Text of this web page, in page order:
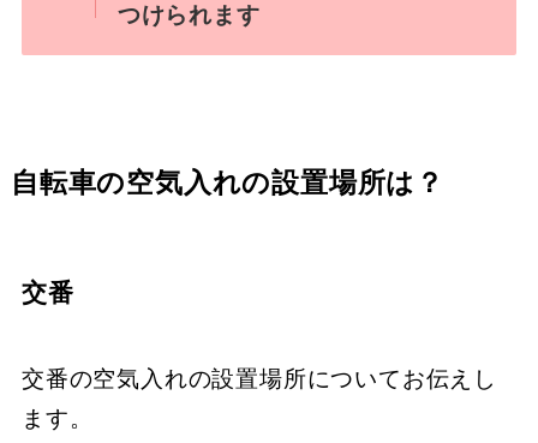
つけられます
自転車の空気入れの設置場所は？
交番
交番の空気入れの設置場所についてお伝えし
ます。